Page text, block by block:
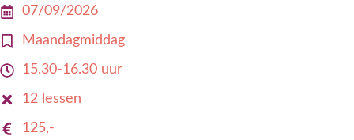
07/09/2026
Maandagmiddag
15.30-16.30 uur
12 lessen
125,-